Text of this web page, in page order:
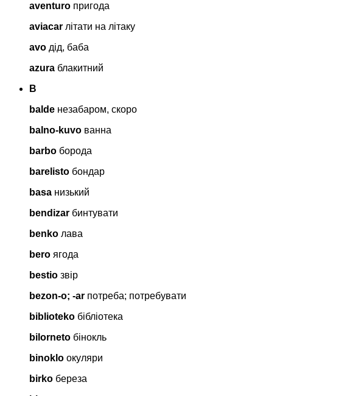
aventuro пригода
aviacar літати на літаку
avo дід, баба
azura блакитний
B
balde незабаром, скоро
balno-kuvo ванна
barbo борода
barelisto бондар
basa низький
bendizar бинтувати
benko лава
bero ягода
bestio звір
bezon-o; -ar потреба; потребувати
biblioteko бібліотека
bilorneto бінокль
binoklo окуляри
birko береза